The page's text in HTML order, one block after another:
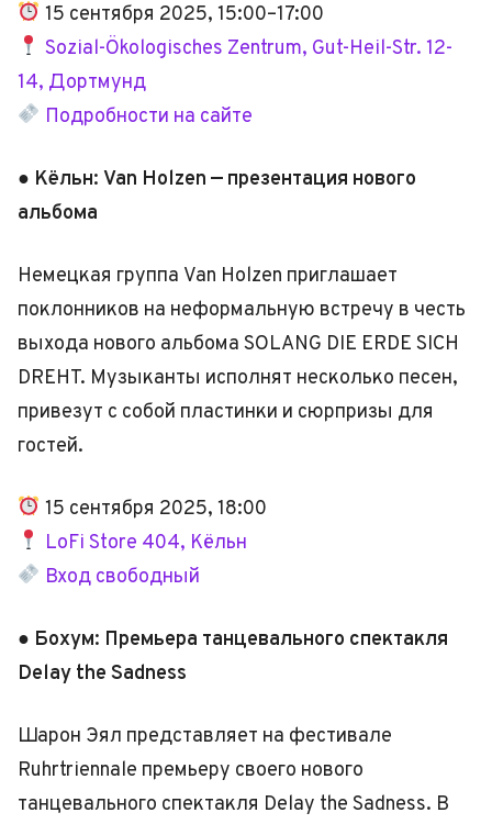
15 сентября 2025, 15:00–17:00
Sozial-Ökologisches Zentrum, Gut-Heil-Str. 12-
14, Дортмунд
Подробности на сайте
● Кёльн: Van Holzen — презентация нового
альбома
Немецкая группа Van Holzen приглашает
поклонников на неформальную встречу в честь
выхода нового альбома SOLANG DIE ERDE SICH
DREHT. Музыканты исполнят несколько песен,
привезут с собой пластинки и сюрпризы для
гостей.
15 сентября 2025, 18:00
LoFi Store 404, Кёльн
Вход свободный
● Бохум: Премьера танцевального спектакля
Delay the Sadness
Шарон Эял представляет на фестивале
Ruhrtriennale премьеру своего нового
танцевального спектакля Delay the Sadness. В